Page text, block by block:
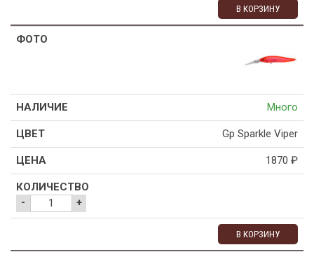
В КОРЗИНУ
Много
Gp Sparkle Viper
1870 ₽
- +
В КОРЗИНУ